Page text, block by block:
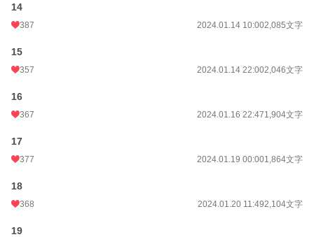
14
387 2024.01.14 10:002,085文字
15
357 2024.01.14 22:002,046文字
16
367 2024.01.16 22:471,904文字
17
377 2024.01.19 00:001,864文字
18
368 2024.01.20 11:492,104文字
19